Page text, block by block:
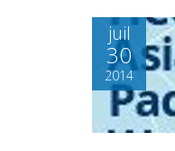
juil
30
2014